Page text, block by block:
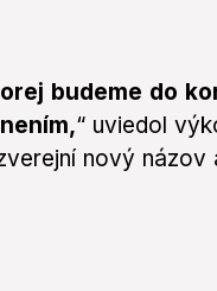
budeme do
“ uviedol
nový názov